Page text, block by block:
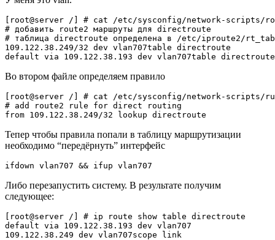
[root@server /] # cat /etc/sysconfig/network-scripts/
# добавить route2 маршруты для directroute
# таблица directroute определена в /etc/iproute2/
109.122.38.249/32 dev vlan707table directroute
Во втором файле определяем правило
[root@server /] # cat /etc/sysconfig/network-scripts/
# add route2 rule for direct routing
Тепер чтобы правила попали в таблицу маршрутизации
необходимо “передёрнуть” интерфейс
Либо перезапустить систему. В результате получим
следующее:
[root@server /] # ip route show table directroute
default via 109.122.38.193 dev vlan707
109.122.38.249 dev vlan707scope link